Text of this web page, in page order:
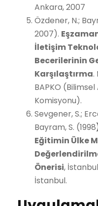
Ankara, 2007
Özdener, N.;
2007).
İletişim
Becerilerinin
Karşılaştırma.
BAPKO
Komisyonu).
Sevgener, S.;
Bayram, S. (1998
Eğitimin Ülke
Önerisi,
İstanbul.